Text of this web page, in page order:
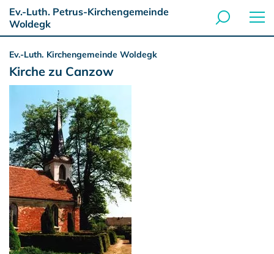
Ev.-Luth. Petrus-Kirchengemeinde
Woldegk
Ev.-Luth. Kirchengemeinde Woldegk
Kirche zu Canzow